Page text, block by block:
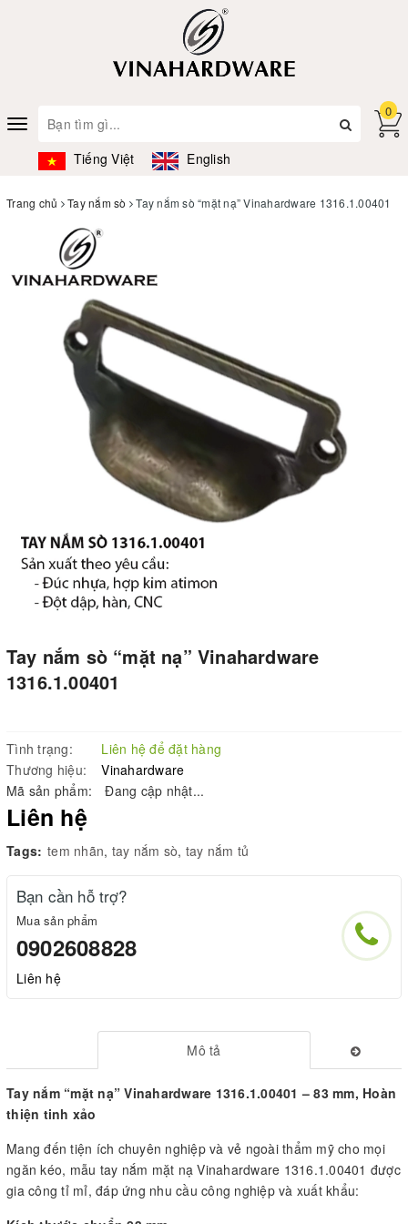
Toggle
navigation
Tiếng Việt English
0
Trang chủ Tay nắm sò Tay nắm sò “mặt nạ” Vinahardware 1316.1.00401
Tay nắm sò “mặt nạ” Vinahardware
1316.1.00401
Tình trạng:
Liên hệ để đặt hàng
Thương hiệu:
Vinahardware
Mã sản phẩm:
Đang cập nhật...
Liên hệ
Tags: tem nhãn, tay nắm sò, tay nắm tủ
Bạn cần hỗ trợ?
Mua sản phẩm
0902608828
Liên hệ
Mô tả
Tay nắm “mặt nạ” Vinahardware 1316.1.00401 – 83 mm, Hoàn
thiện tinh xảo
Mang đến tiện ích chuyên nghiệp và vẻ ngoài thẩm mỹ cho mọi
ngăn kéo, mẫu tay nắm mặt nạ Vinahardware 1316.1.00401 được
gia công tỉ mỉ, đáp ứng nhu cầu công nghiệp và xuất khẩu: